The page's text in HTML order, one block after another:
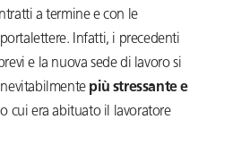
a termine e con le
Infatti, i precedenti
e la nuova sede di lavoro si
più stressante e
cui era abituato il lavoratore